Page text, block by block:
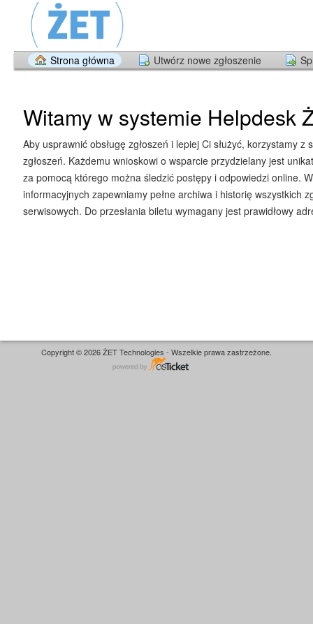
Strona główna Utwórz nowe zgłoszenie
Witamy w systemie Helpdesk
Aby usprawnić obsługę zgłoszeń i lepiej Ci służyć, korzystamy z
zgłoszeń. Każdemu wnioskowi o wsparcie przydzielany jest
za pomocą którego można śledzić postępy i odpowiedzi online.
informacyjnych zapewniamy pełne archiwa i historię wszystkich
serwisowych. Do przesłania biletu wymagany jest prawidłowy
Copyright © 2026 ŻET Technologies - Wszelkie prawa zastrzeżone.